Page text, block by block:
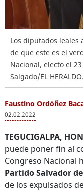
Los diputados leales
de que este es el
Nacional, electo el
Salgado/EL HERALDO.
Faustino Ordóñez
02.02.2022
TEGUCIGALPA,
puede poner fin al
Congreso Nacional
Partido Salvador
de los expulsados